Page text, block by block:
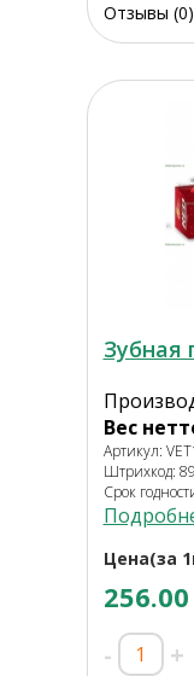
Отзывы (0)
Зубная
Вес
Артикул:
Штрихкод:
Срок
Цена(за
256.00
- +